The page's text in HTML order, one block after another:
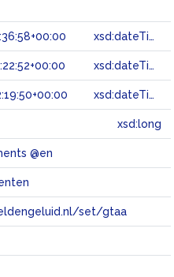
xsd:dateTime
xsd:dateTime
xsd:dateTime
xsd:long
@en
set/gtaa